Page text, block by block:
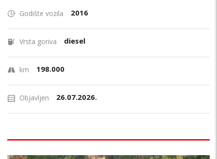
Godište vozila 2016
Vrsta goriva diesel
km 198.000
Objavljen 26.07.2026.